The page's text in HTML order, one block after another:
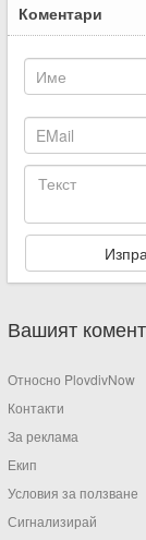
Коментари
Вашият
Относно PlovdivNow
Контакти
За реклама
Екип
Условия за ползване
Сигнализирай